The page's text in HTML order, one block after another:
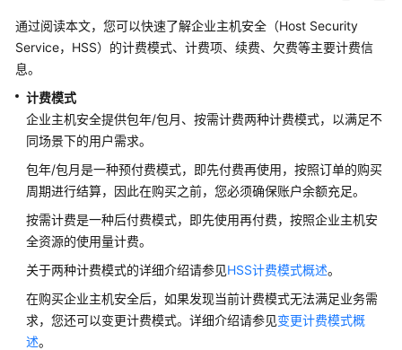
态
画
册
产
品
绍
计
说
明
通过阅读本文，您可以快速了解企业主机安全（Host Security
Service，HSS）的计费模式、计费项、续费、欠费等主要计费信
息。
计费模式
企业主机安全提供包年/包月、按需计费两种计费模式，以满足不
同场景下的用户需求。
包年/包月是一种预付费模式，即先付费再使用，按照订单的购买
周期进行结算，因此在购买之前，您必须确保账户余额充足。
按需计费是一种后付费模式，即先使用再付费，按照企业主机安
全资源的使用量计费。
关于两种计费模式的详细介绍请参见HSS计费模式概述。
在购买企业主机安全后，如果发现当前计费模式无法满足业务需
求，您还可以变更计费模式。详细介绍请参见变更计费模式概
述。